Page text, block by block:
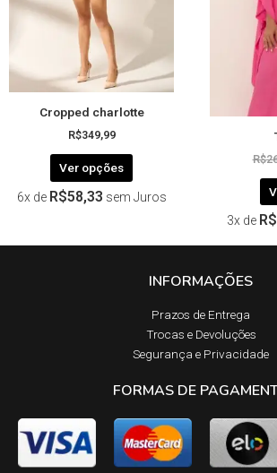
Cropped charlotte
R$349,99
Ver opções
escolhidas
na
página
do
6x de R$58,33 sem Juros
R$
3x de R$
INFORMAÇÕES
Prazos de Entrega​
Trocas e Devoluções​
Segurança e Privacidade
FORMAS DE